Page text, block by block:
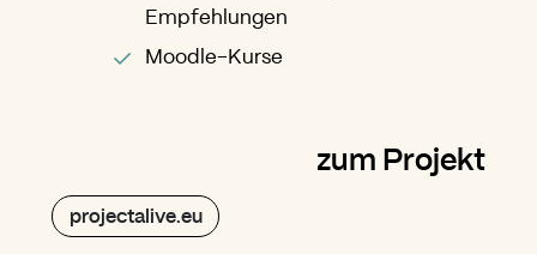
Empfehlungen
Moodle-Kurse
zum Projekt
projectalive.eu